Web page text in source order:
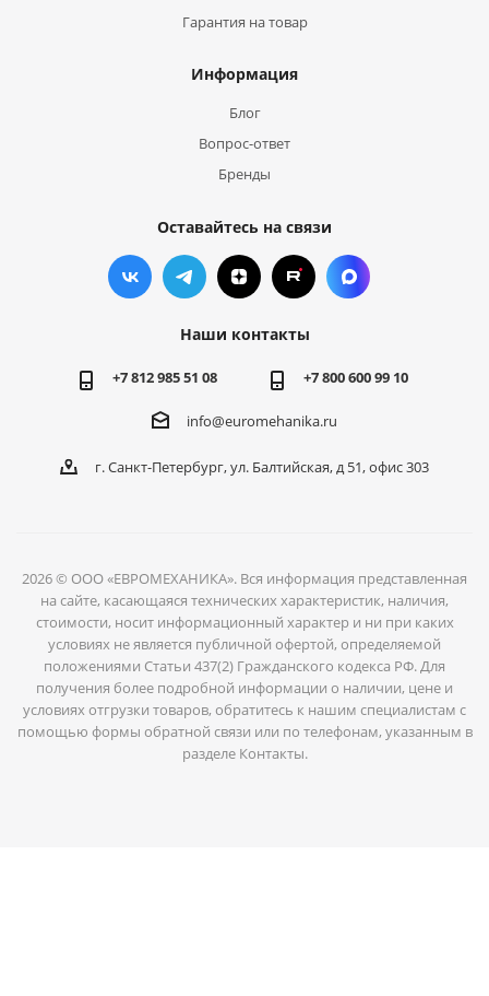
Гарантия на товар
Информация
Блог
Вопрос-ответ
Бренды
Оставайтесь на связи
Наши контакты
+7 812 985 51 08 +7 800 600 99 10
info@euromehanika.ru
г. Санкт-Петербург, ул. Балтийская, д 51, офис 303
2026 © ООО «ЕВРОМЕХАНИКА». Вся информация представленная
на сайте, касающаяся технических характеристик, наличия,
стоимости, носит информационный характер и ни при каких
условиях не является публичной офертой, определяемой
положениями Статьи 437(2) Гражданского кодекса РФ. Для
получения более подробной информации о наличии, цене и
условиях отгрузки товаров, обратитесь к нашим специалистам с
помощью формы обратной связи или по телефонам, указанным в
разделе Контакты.